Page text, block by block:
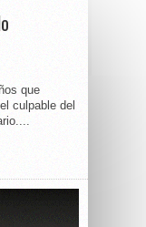
que
culpable del